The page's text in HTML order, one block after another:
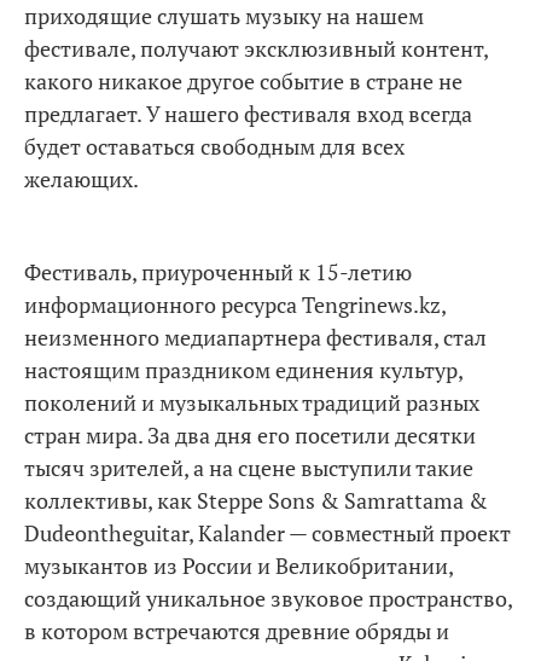
приходящие слушать музыку на нашем
фестивале, получают эксклюзивный контент,
какого никакое другое событие в стране не
предлагает. У нашего фестиваля вход всегда
будет оставаться свободным для всех
желающих.
Фестиваль, приуроченный к 15-летию
информационного ресурса Tengrinews.kz,
неизменного медиапартнера фестиваля, стал
настоящим праздником единения культур,
поколений и музыкальных традиций разных
стран мира. За два дня его посетили десятки
тысяч зрителей, а на сцене выступили такие
коллективы, как Steppe Sons & Samrattama &
Dudeontheguitar, Kalander — совместный проект
музыкантов из России и Великобритании,
создающий уникальное звуковое пространство,
в котором встречаются древние обряды и